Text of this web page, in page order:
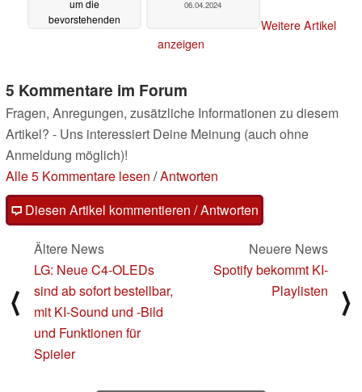
um die
bevorstehenden
06.04.2024
06.04.2024
Weitere Artikel
anzeigen
5 Kommentare im Forum
Fragen, Anregungen, zusätzliche Informationen zu diesem
Artikel? - Uns interessiert Deine Meinung (auch ohne
Anmeldung möglich)!
Alle 5 Kommentare lesen /Antworten
Diesen Artikel kommentieren / Antworten
⟨
Ältere News
LG: Neue C4-OLEDs
sind ab sofort bestellbar,
mit KI-Sound und -Bild
und Funktionen für
Spieler
Neuere News
Spotify bekommt KI-
Playlisten
⟩